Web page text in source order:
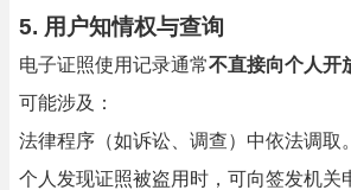
5. 用户知情权与查询
电子证照使用记录通常不直接向个人开
可能涉及：
法律程序（如诉讼、调查）中依法调取。
个人发现证照被盗用时，可向签发机关